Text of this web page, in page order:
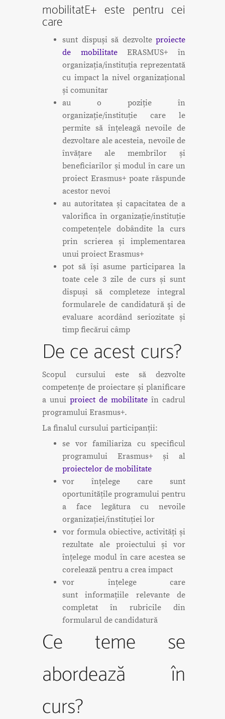
mobilitatE+ este pentru cei
care
sunt dispuși să dezvolte proiecte
de mobilitateERASMUS+ în
organizația/instituția reprezentată
cu impact la nivel organizațional
și comunitar
au o poziție în
organizație/instituție care le
permite să înțeleagă nevoile de
dezvoltare ale acesteia, nevoile de
învățare ale membrilor și
beneficiarilor și modul în care un
proiect Erasmus+ poate răspunde
acestor nevoi
au autoritatea și capacitatea de a
valorifica în organizație/instituție
competențele dobândite la curs
prin scrierea și implementarea
unui proiect Erasmus+
pot să își asume participarea la
toate cele 3 zile de curs și sunt
dispuși să completeze integral
formularele de candidatură şi de
evaluare acordând seriozitate și
timp fiecărui câmp
De ce acest curs?
Scopul cursului este să dezvolte
competențe de proiectare și planificare
a unui proiect de mobilitate în cadrul
programului Erasmus+.
La finalul cursului participanții:
se vor familiariza cu specificul
programului Erasmus+ și al
proiectelor de mobilitate
vor înțelege care sunt
oportunitățile programului pentru
a face legătura cu nevoile
organizației/instituției lor
vor formula obiective, activități și
rezultate ale proiectului și vor
înțelege modul în care acestea se
corelează pentru a crea impact
vor înțelege care
sunt informațiile relevante de
completat în rubricile din
formularul de candidatură
Ce teme se
abordează în
curs?